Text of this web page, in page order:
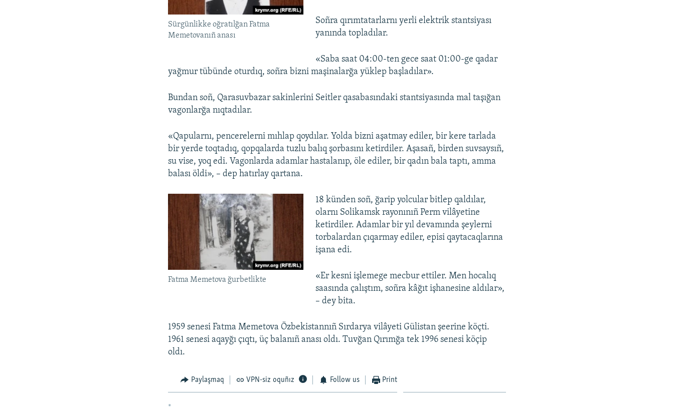
Sürgünlikke oğratılğan Fatma
Memetovanıñ anası
Soñra qırımtatarlarnı yerli elektrik stantsiyası
yanında topladılar.
«Saba saat 04:00-ten gece saat 01:00-ge qadar
yağmur tübünde oturdıq, soñra bizni maşinalarğa yüklep başladılar».
Bundan soñ, Qarasuvbazar sakinlerini Seitler qasabasındaki stantsiyasında mal taşığan
vagonlarğa nıqtadılar.
«Qapularnı, pencerelerni mıhlap qoydılar. Yolda bizni aşatmay ediler, bir kere tarlada
bir yerde toqtadıq, qopqalarda tuzlu balıq şorbasını ketirdiler. Aşasañ, birden suvsaysıñ,
su vise, yoq edi. Vagonlarda adamlar hastalanıp, öle ediler, bir qadın bala taptı, amma
balası öldi», – dep hatırlay qartana.
Fatma Memetova ğurbetlikte
18 künden soñ, ğarip yolcular bitlep qaldılar,
olarnı Solikamsk rayonınıñ Perm vilâyetine
ketirdiler. Adamlar bir yıl devamında şeylerni
torbalardan çıqarmay ediler, episi qaytacaqlarına
işana edi.
«Er kesni işlemege mecbur ettiler. Men hocalıq
saasında çalıştım, soñra kâğıt işhanesine aldılar»,
– dey bita.
1959 senesi Fatma Memetova Özbekistannıñ Sırdarya vilâyeti Gülistan şeerine köçti.
1961 senesi aqayğı çıqtı, üç balanıñ anası oldı. Tuvğan Qırımğa tek 1996 senesi köçip
oldı.
Paylaşmaq VPN-siz oquñız Follow us Print
*